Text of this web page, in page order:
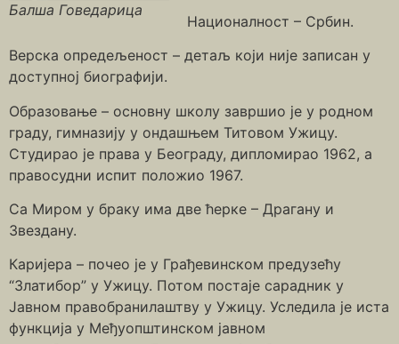
Балша Говедарица
Националност – Србин.
Верска опредељеност – детаљ који није записан у
доступној биографији.
Образовање – основну школу завршио је у родном
граду, гимназију у ондашњем Титовом Ужицу.
Студирао је права у Београду, дипломирао 1962, а
правосудни испит положио 1967.
Са Миром у браку има две ћерке – Драгану и
Звездану.
Каријера – почео је у Грађевинском предузећу
“Златибор” у Ужицу. Потом постаје сарадник у
Јавном правобранилаштву у Ужицу. Уследила је иста
функција у Међуопштинском јавном